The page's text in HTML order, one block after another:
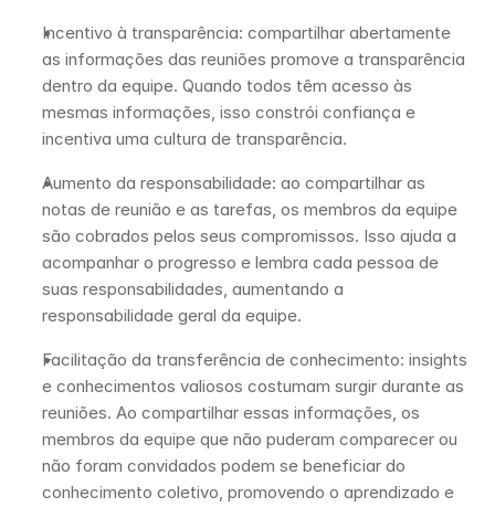
Incentivo à transparência: compartilhar abertamente
as informações das reuniões promove a transparência
dentro da equipe. Quando todos têm acesso às
mesmas informações, isso constrói confiança e
incentiva uma cultura de transparência.
Aumento da responsabilidade: ao compartilhar as
notas de reunião e as tarefas, os membros da equipe
são cobrados pelos seus compromissos. Isso ajuda a
acompanhar o progresso e lembra cada pessoa de
suas responsabilidades, aumentando a
responsabilidade geral da equipe.
Facilitação da transferência de conhecimento: insights
e conhecimentos valiosos costumam surgir durante as
reuniões. Ao compartilhar essas informações, os
membros da equipe que não puderam comparecer ou
não foram convidados podem se beneficiar do
conhecimento coletivo, promovendo o aprendizado e